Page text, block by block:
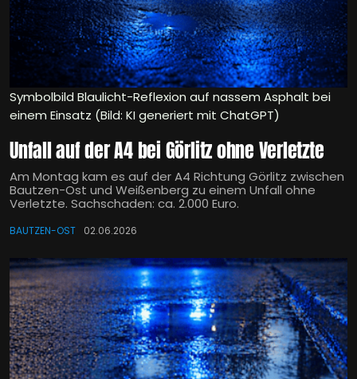
Symbolbild Blaulicht-Reflexion auf nassem Asphalt bei
einem Einsatz (Bild: KI generiert mit ChatGPT)
Unfall auf der A4 bei Görlitz ohne Verletzte
Am Montag kam es auf der A4 Richtung Görlitz zwischen
Bautzen-Ost und Weißenberg zu einem Unfall ohne
Verletzte. Sachschaden: ca. 2.000 Euro.
BAUTZEN-OST 02.06.2026